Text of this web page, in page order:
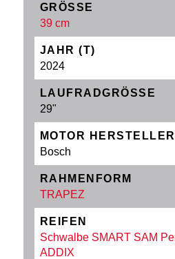
GRÖSSE
39 cm
JAHR (T)
2024
LAUFRADGRÖSSE
29"
MOTOR HERSTELLER
Bosch
RAHMENFORM
TRAPEZ
REIFEN
Schwalbe SMART SAM
ADDIX